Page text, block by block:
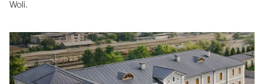
Woli.